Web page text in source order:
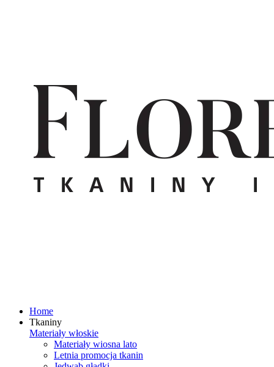
Home
Tkaniny
Materiały włoskie
Materiały wiosna lato
Letnia promocja tkanin